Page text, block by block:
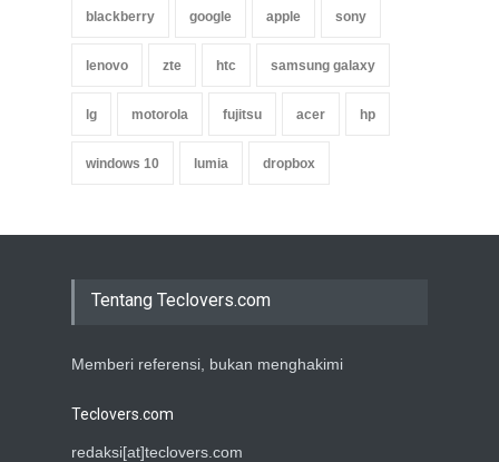
blackberry google apple sony
lenovo zte htc samsung galaxy
lg motorola fujitsu acer hp
windows 10 lumia dropbox
Tentang Teclovers.com
Memberi referensi, bukan menghakimi
Teclovers.com
redaksi[at]teclovers.com